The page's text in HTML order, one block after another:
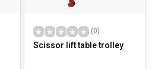
(0)
Scissor lift table trolley